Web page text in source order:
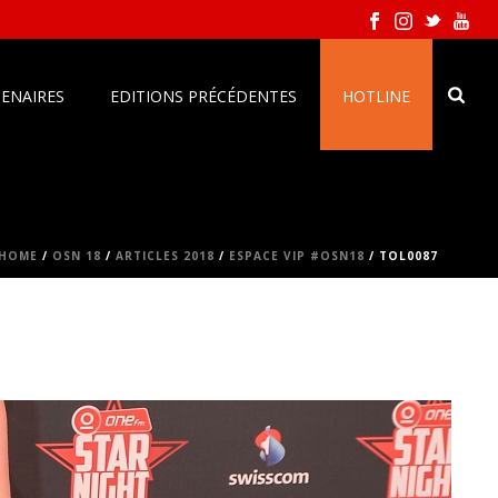
EDITIONS PRÉCÉDENTES HOTLINE
/ OSN 18 / ARTICLES 2018 / ESPACE VIP #OSN18 / TOL0087